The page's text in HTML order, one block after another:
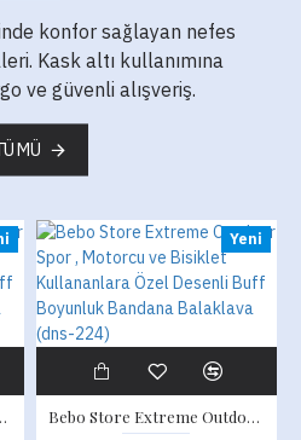
konfor sağlayan nefes
Kask altı kullanımına
ve güvenli alışveriş.
Boyunluk Bandana Balaklava (ap-225)
Yeni
Bebo Store Extreme Outdoor Spor , Motorcu ve Bisiklet Kullananlara Özel Desenli Buff Boyunluk Bandana Balaklava (dns-224)